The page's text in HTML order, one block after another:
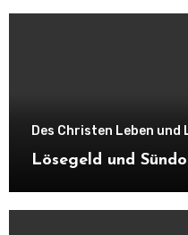
Des Christen Leben und
Lösegeld und